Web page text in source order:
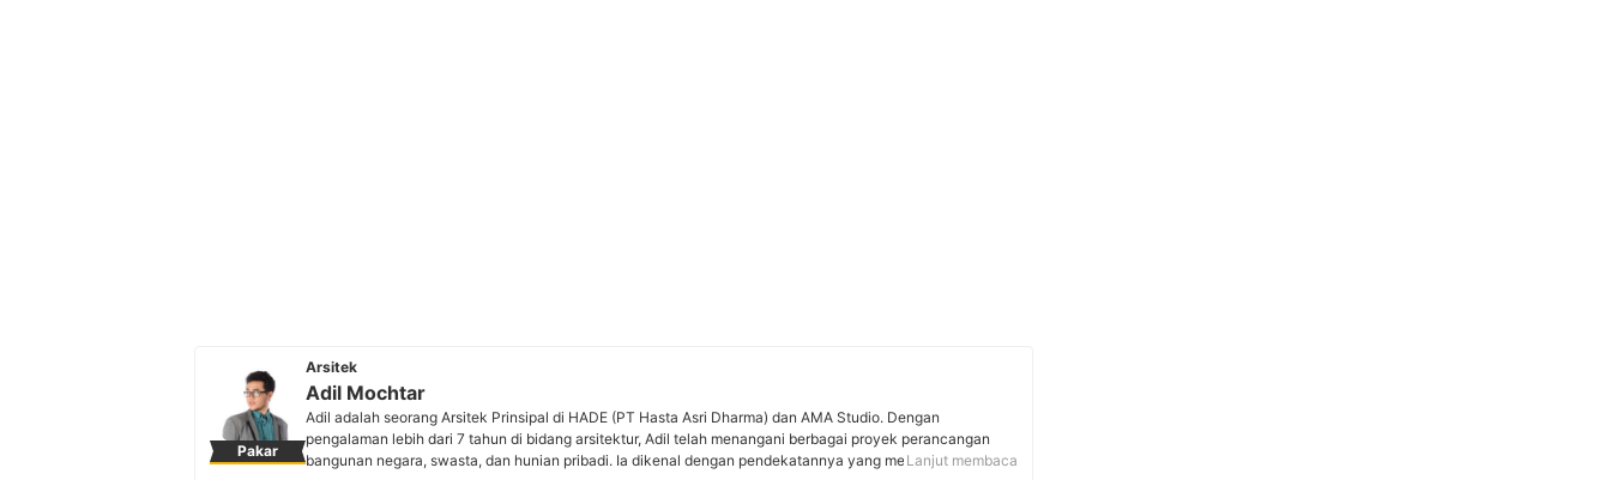
Pakar
Arsitek
Adil Mochtar
Adil adalah seorang Arsitek Prinsipal di HADE (PT Hasta Asri Dharma) dan AMA Studio. Dengan
pengalaman lebih dari 7 tahun di bidang arsitektur, Adil telah menangani berbagai proyek perancangan
bangunan negara, swasta, dan hunian pribadi. Ia dikenal dengan pendekatannya yang mengedepankan
Lanjut membaca